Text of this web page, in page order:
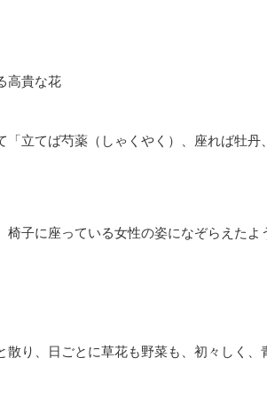
高貴な花
立てば芍薬（しゃくやく）、座れば牡丹
子に座っている女性の姿になぞらえたよ
り、日ごとに草花も野菜も、初々しく、